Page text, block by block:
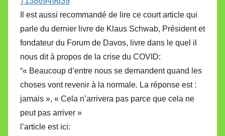
Il est aussi recommandé de lire ce court article qui
parle du dernier livre de Klaus Schwab, Président et
fondateur du Forum de Davos, livre dans le quel il
nous dit à propos de la crise du COVID:
“« Beaucoup d’entre nous se demandent quand les
choses vont revenir à la normale. La réponse est :
jamais », « Cela n’arrivera pas parce que cela ne
peut pas arriver »
l’article est ici: